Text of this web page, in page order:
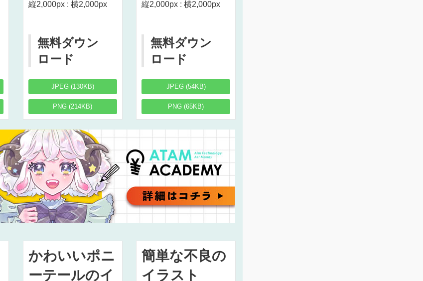
縦2,000px : 横2,000px
無料ダウン
ロード
JPEG (130KB)
PNG (214KB)
縦2,000px : 横2,000px
無料ダウン
ロード
JPEG (54KB)
PNG (65KB)
かわいいポニ
ーテールのイ
簡単な不良の
イラスト